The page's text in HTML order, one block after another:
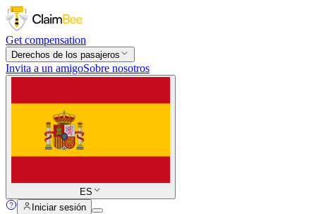
Get compensation
Derechos de los pasajeros
Invita a un amigoSobre nosotros
ES
Iniciar sesión